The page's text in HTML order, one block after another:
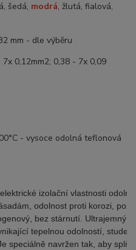
šedá, modrá, žlutá, fialová,
mm - dle výběru
0,12mm2; 0,38 - 7x 0,09
- vysoce odolná teflonová
izolační vlastnosti
odolnost proti korozi,
bez stárnutí. Ultrajemný
tepelnou odolností,
speciálně navržen tak, aby